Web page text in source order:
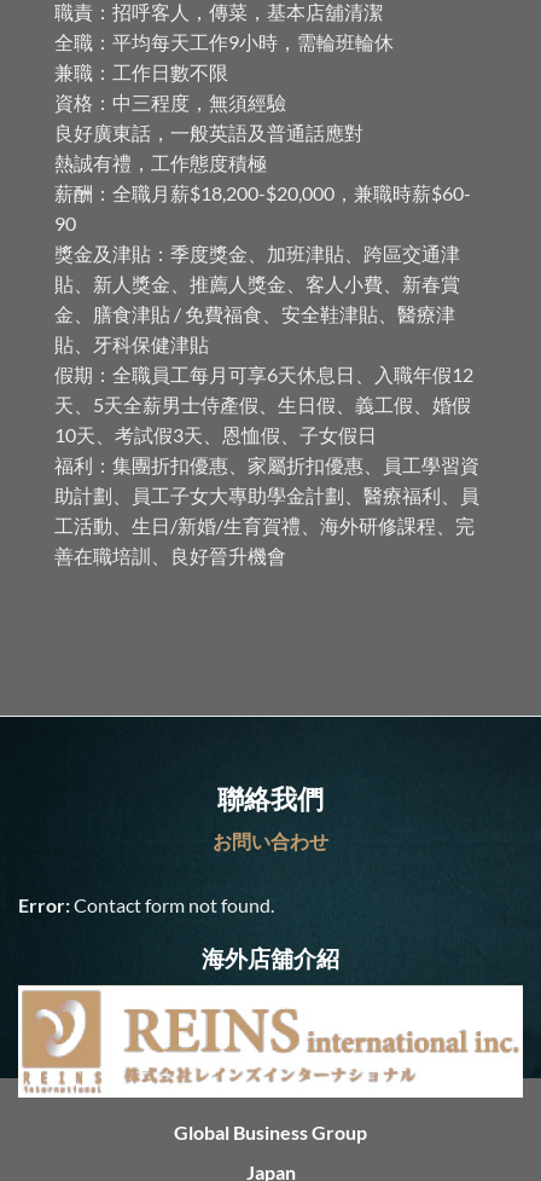
助理客戶服務主任 (全職及兼職)
職責：招呼客人，傳菜，基本店舖清潔
全職：平均每天工作9小時，需輪班輪休
兼職：工作日數不限
資格：中三程度，無須經驗
良好廣東話，一般英語及普通話應對
熱誠有禮，工作態度積極
薪酬：全職月薪$18,200-$20,000，兼職時薪$60-
90
獎金及津貼：季度獎金、加班津貼、跨區交通津
貼、新人獎金、推薦人獎金、客人小費、新春賞
金、膳食津貼 / 免費福食、安全鞋津貼、醫療津
貼、牙科保健津貼
假期：全職員工每月可享6天休息日、入職年假12
天、5天全薪男士侍產假、生日假、義工假、婚假
10天、考試假3天、恩恤假、子女假日
福利：集團折扣優惠、家屬折扣優惠、員工學習資
Error:Contact form not found.
海外店舖介紹